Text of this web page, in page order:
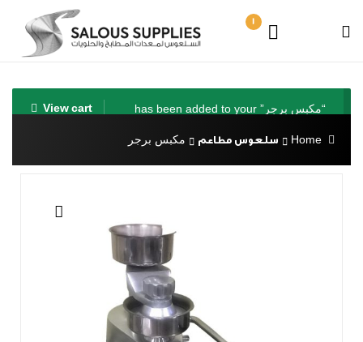
1
View cart
“مكبس برجر” has been added to your
Home سلعوس مطاعم مكبس برجر